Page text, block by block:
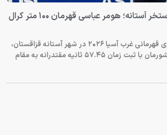
درخشش ملی‌پوش ایران در استخر آستانه؛ هومر عباسی قهرمان ۱۰۰ متر کرال
در نخستین روز از رقابت‌های شنای قهرمانی غرب آسیا ۲۰۲۶ در شهر آستانه قزاقستان،
هومر عباسی ملی‌پوش شایسته کشورمان با ثبت زمان ۵۷.۴۵ ثانیه مقتدرانه به مقام